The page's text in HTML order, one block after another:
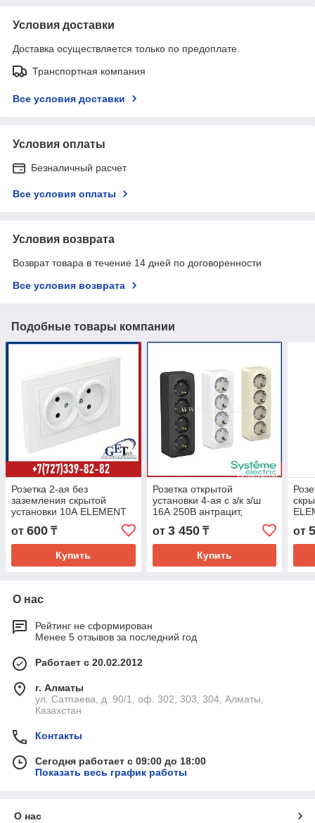
Условия доставки
Доставка осуществляется только по предоплате.
Транспортная компания
Все условия доставки
Условия оплаты
Безналичный расчет
Все условия оплаты
Условия возврата
Возврат товара в течение 14 дней по договоренности
Все условия возврата
Подобные товары компании
Розетка 2-ая без
заземления скрытой
установки 10А ELEMENT
(розетка электрическая
двойная белая)
от 600 ₸
Купить
Розетка открытой
установки 4-ая с з/к з/ш
16А 250В антрацит,
молочный, белый BLANCA
от 3 450₸
Купить
от
О нас
Рейтинг не сформирован
Менее 5 отзывов за последний год
Работает с 20.02.2012
г. Алматы
ул. Сатпаева, д. 90/1, оф. 302, 303, 304, Алматы,
Казахстан
Контакты
Сегодня работает с 09:00 до 18:00
Показать весь график работы
О нас